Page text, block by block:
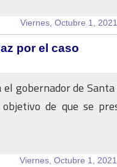
Viernes, Octubre 1,
por el caso
gobernador de Santa
de que se
Viernes, Octubre 1,